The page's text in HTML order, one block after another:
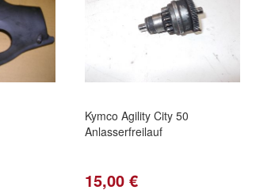
Kymco Agility City 50
Anlasserfreilauf
15,00 €